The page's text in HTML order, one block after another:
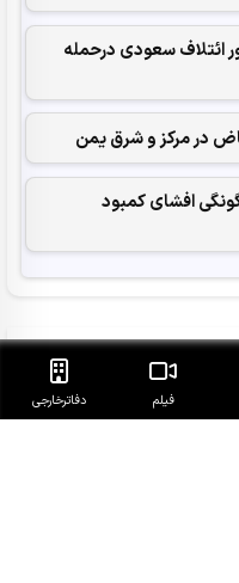
فرانسه از هلاکت 58 مزدور ائتلاف سعودی درحمله
در مرکز و شرق یمن
افشای کمبود
دشمن ایستادگی
فیلم دفاتر‌خارجی